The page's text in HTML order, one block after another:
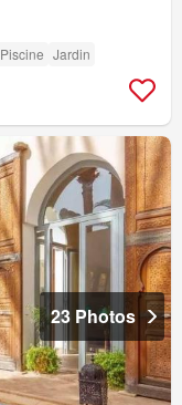
Piscine Jardin
23 Photos